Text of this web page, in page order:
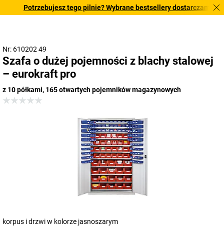
Potrzebujesz tego pilnie? Wybrane bestsellery dostarczamy w
Nr: 610202 49
Szafa o dużej pojemności z blachy stalowej
– eurokraft pro
z 10 półkami, 165 otwartych pojemników magazynowych
korpus i drzwi w kolorze jasnoszarym